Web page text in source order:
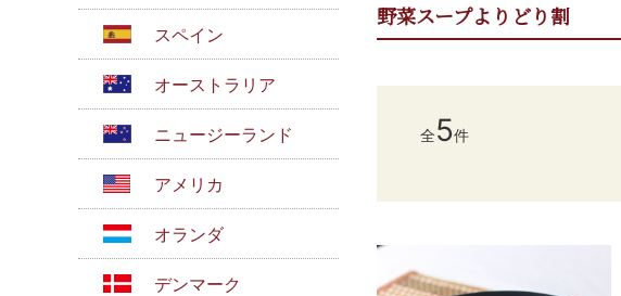
スペイン
オーストラリア
ニュージーランド
アメリカ
オランダ
デンマーク
野菜スープよりどり割
全5件